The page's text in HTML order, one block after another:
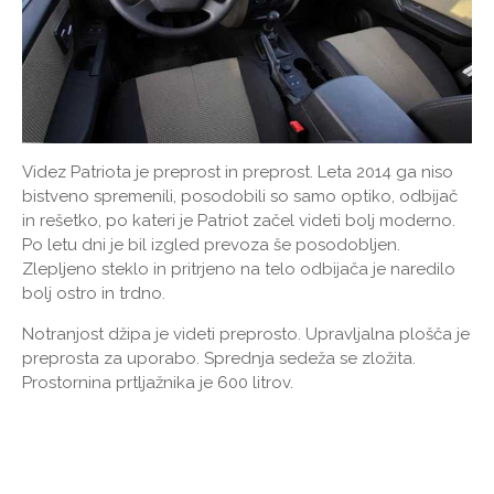
Videz Patriota je preprost in preprost. Leta 2014 ga niso
bistveno spremenili, posodobili so samo optiko, odbijač
in rešetko, po kateri je Patriot začel videti bolj moderno.
Po letu dni je bil izgled prevoza še posodobljen.
Zlepljeno steklo in pritrjeno na telo odbijača je naredilo
bolj ostro in trdno.
Notranjost džipa je videti preprosto. Upravljalna plošča je
preprosta za uporabo. Sprednja sedeža se zložita.
Prostornina prtljažnika je 600 litrov.